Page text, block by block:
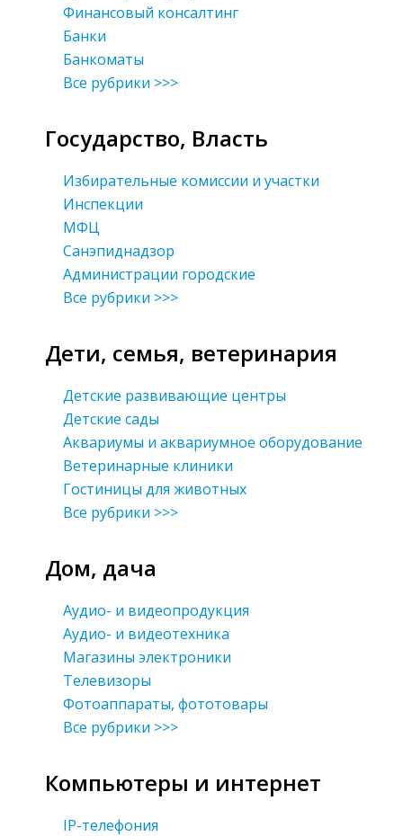
Финансовый консалтинг
Банки
Банкоматы
Все рубрики >>>
Государство, Власть
Избирательные комиссии и участки
Инспекции
МФЦ
Санэпиднадзор
Администрации городские
Все рубрики >>>
Дети, семья, ветеринария
Детские развивающие центры
Детские сады
Аквариумы и аквариумное оборудование
Ветеринарные клиники
Гостиницы для животных
Все рубрики >>>
Дом, дача
Аудио- и видеопродукция
Аудио- и видеотехника
Магазины электроники
Телевизоры
Фотоаппараты, фототовары
Все рубрики >>>
Компьютеры и интернет
IP-телефония